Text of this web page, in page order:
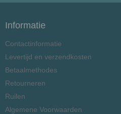
Informatie
Contactinformatie
Levertijd en verzendkosten
Betaalmethodes
Retourneren
Ruilen
Algemene Voorwaarden